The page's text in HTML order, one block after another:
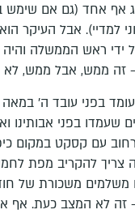
אף אחד (גם אם שימש
למדיי). אבל העיקר
ידי ראש הממשלה והיה
זה ממש, אבל ממש, לא
שעמדו בפני אבותינו
עם קסקט במקום
צריך להקריב מפת
משלמים משכורת של
זה לא המצב כעת. אף